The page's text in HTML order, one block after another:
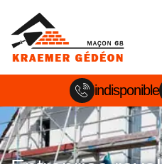
indisponible